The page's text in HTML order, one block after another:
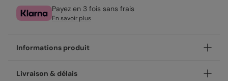
Payez en 3 fois sans frais
En savoir plus
Informations produit
Personnalisez votre carte anniversaire adulte Team Apéro,
Livraison & délais